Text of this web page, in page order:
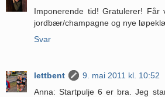
Imponerende tid! Gratulerer!
jordbær/champagne og nye
Svar
lettbent
9. mai 2011 kl. 10:52
Anna: Startpulje 6 er bra. Jeg